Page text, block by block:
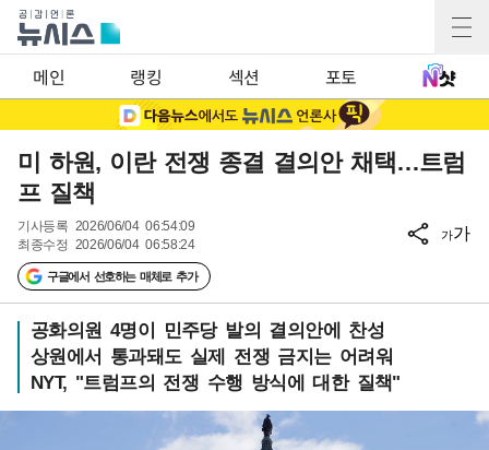
메인 랭킹 섹션 포토
미 하원, 이란 전쟁 종결 결의안 채택…트럼
프 질책
기사등록 2026/06/04 06:54:09
최종수정 2026/06/04 06:58:24
구글에서 선호하는 매체로 추가
가가
공화의원 4명이 민주당 발의 결의안에 찬성
상원에서 통과돼도 실제 전쟁 금지는 어려워
NYT, "트럼프의 전쟁 수행 방식에 대한 질책"